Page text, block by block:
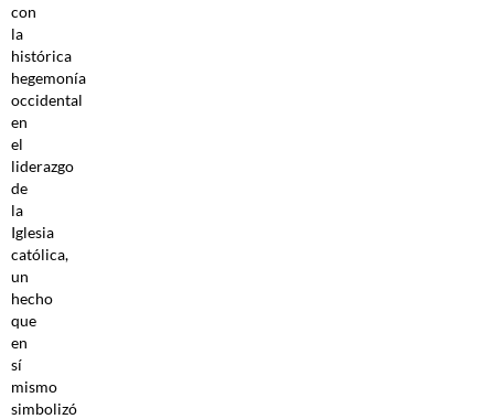
con
la
histórica
hegemonía
occidental
en
el
liderazgo
de
la
Iglesia
católica,
un
hecho
que
en
sí
mismo
simbolizó